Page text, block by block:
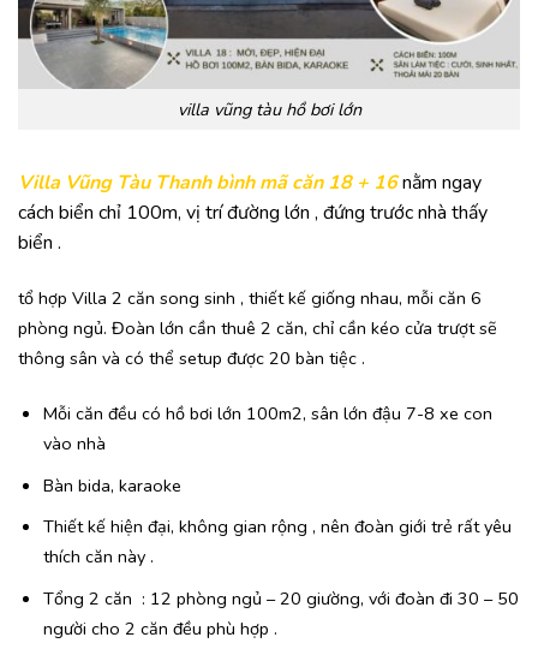
villa vũng tàu hồ bơi lớn
Villa Vũng Tàu Thanh bình mã căn 18 + 16nằm ngay
cách biển chỉ 100m, vị trí đường lớn , đứng trước nhà thấy
biển .
tổ hợp Villa 2 căn song sinh , thiết kế giống nhau, mỗi căn 6
phòng ngủ. Đoàn lớn cần thuê 2 căn, chỉ cần kéo cửa trượt sẽ
thông sân và có thể setup được 20 bàn tiệc .
Mỗi căn đều có hồ bơi lớn 100m2, sân lớn đậu 7-8 xe con
vào nhà
Bàn bida, karaoke
Thiết kế hiện đại, không gian rộng , nên đoàn giới trẻ rất yêu
thích căn này .
Tổng 2 căn : 12 phòng ngủ – 20 giường, với đoàn đi 30 – 50
người cho 2 căn đều phù hợp .